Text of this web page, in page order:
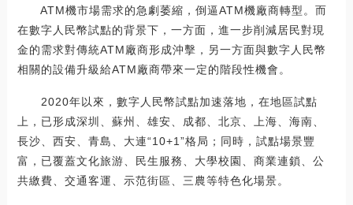
ATM機市場需求的急劇萎縮，倒逼ATM機廠商轉型。而
在數字人民幣試點的背景下，一方面，進一步削減居民對現
金的需求對傳統ATM廠商形成沖擊，另一方面與數字人民幣
相關的設備升級給ATM廠商帶來一定的階段性機會。
2020年以來，數字人民幣試點加速落地，在地區試點
上，已形成深圳、蘇州、雄安、成都、北京、上海、海南、
長沙、西安、青島、大連“10+1”格局；同時，試點場景豐
富，已覆蓋文化旅游、民生服務、大學校園、商業連鎖、公
共繳費、交通客運、示范街區、三農等特色化場景。